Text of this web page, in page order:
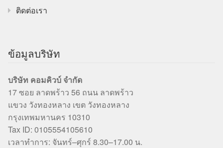
ติดต่อเรา
ข้อมูลบริษัท
บริษัท คอมคิวบ์ จำกัด
17 ซอย ลาดพร้าว 56 ถนน ลาดพร้าว
แขวง วังทองหลาง เขต วังทองหลาง
กรุงเทพมหานคร 10310
Tax ID: 0105554105610
เวลาทำการ: จันทร์–ศุกร์ 8.30–17.00 น.